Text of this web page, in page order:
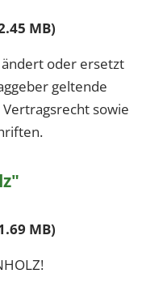
MB)
oder ersetzt
geltende
sowie
MB)